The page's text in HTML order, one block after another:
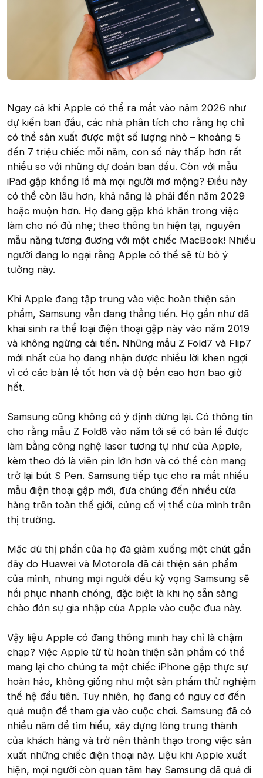
Ngay cả khi Apple có thể ra mắt vào năm 2026 như
dự kiến ban đầu, các nhà phân tích cho rằng họ chỉ
có thể sản xuất được một số lượng nhỏ – khoảng 5
đến 7 triệu chiếc mỗi năm, con số này thấp hơn rất
nhiều so với những dự đoán ban đầu. Còn với mẫu
iPad gập khổng lồ mà mọi người mơ mộng? Điều này
có thể còn lâu hơn, khả năng là phải đến năm 2029
hoặc muộn hơn. Họ đang gặp khó khăn trong việc
làm cho nó đủ nhẹ; theo thông tin hiện tại, nguyên
mẫu nặng tương đương với một chiếc MacBook! Nhiều
người đang lo ngại rằng Apple có thể sẽ từ bỏ ý
tưởng này.
Khi Apple đang tập trung vào việc hoàn thiện sản
phẩm, Samsung vẫn đang thẳng tiến. Họ gần như đã
khai sinh ra thể loại điện thoại gập này vào năm 2019
và không ngừng cải tiến. Những mẫu Z Fold7 và Flip7
mới nhất của họ đang nhận được nhiều lời khen ngợi
vì có các bản lề tốt hơn và độ bền cao hơn bao giờ
hết.
Samsung cũng không có ý định dừng lại. Có thông tin
cho rằng mẫu Z Fold8 vào năm tới sẽ có bản lề được
làm bằng công nghệ laser tương tự như của Apple,
kèm theo đó là viên pin lớn hơn và có thể còn mang
trở lại bút S Pen. Samsung tiếp tục cho ra mắt nhiều
mẫu điện thoại gập mới, đưa chúng đến nhiều cửa
hàng trên toàn thế giới, củng cố vị thế của mình trên
thị trường.
Mặc dù thị phần của họ đã giảm xuống một chút gần
đây do Huawei và Motorola đã cải thiện sản phẩm
của mình, nhưng mọi người đều kỳ vọng Samsung sẽ
hồi phục nhanh chóng, đặc biệt là khi họ sẵn sàng
chào đón sự gia nhập của Apple vào cuộc đua này.
Vậy liệu Apple có đang thông minh hay chỉ là chậm
chạp? Việc Apple từ từ hoàn thiện sản phẩm có thể
mang lại cho chúng ta một chiếc iPhone gập thực sự
hoàn hảo, không giống như một sản phẩm thử nghiệm
thế hệ đầu tiên. Tuy nhiên, họ đang có nguy cơ đến
quá muộn để tham gia vào cuộc chơi. Samsung đã có
nhiều năm để tìm hiểu, xây dựng lòng trung thành
của khách hàng và trở nên thành thạo trong việc sản
xuất những chiếc điện thoại này. Liệu khi Apple xuất
hiện, mọi người còn quan tâm hay Samsung đã quá đi